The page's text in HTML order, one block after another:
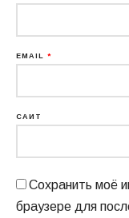
EMAIL *
САЙТ
Сохранить моё
браузере для